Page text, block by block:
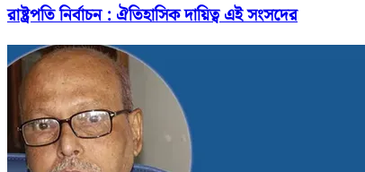
রাষ্ট্রপতি নির্বাচন : ঐতিহাসিক দায়িত্ব এই সংসদের